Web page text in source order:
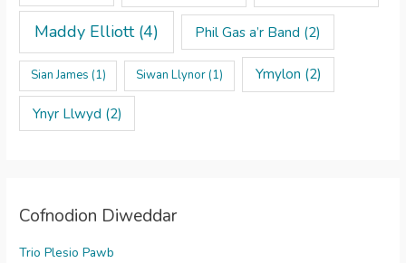
Maddy Elliott(4) Phil Gas a’r Band (2)
Sian James (1) Siwan Llynor(1) Ymylon (2)
Ynyr Llwyd (2)
Cofnodion Diweddar
Trio Plesio Pawb